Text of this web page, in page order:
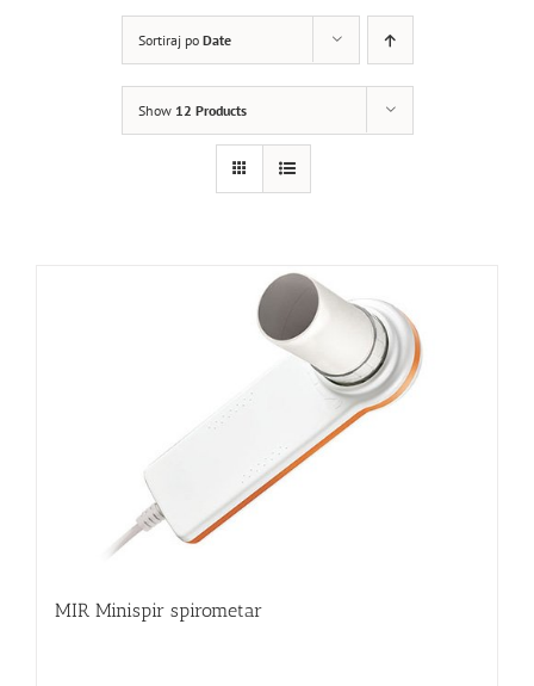
Sortiraj po Date
Show 12 Products
MIR Minispir spirometar